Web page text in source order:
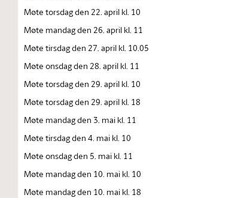
Møte torsdag den 22. april kl. 10
Møte mandag den 26. april kl. 11
Møte tirsdag den 27. april kl. 10.05
Møte onsdag den 28. april kl. 11
Møte torsdag den 29. april kl. 10
Møte torsdag den 29. april kl. 18
Møte mandag den 3. mai kl. 11
Møte tirsdag den 4. mai kl. 10
Møte onsdag den 5. mai kl. 11
Møte mandag den 10. mai kl. 10
Møte mandag den 10. mai kl. 18